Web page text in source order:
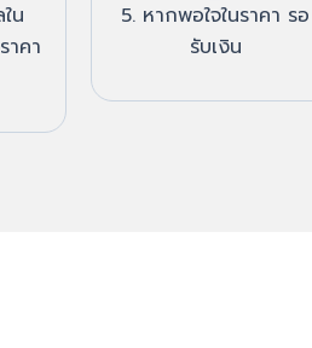
น
าคา
5. หากพอใจในราคา รอ
รับเงิน